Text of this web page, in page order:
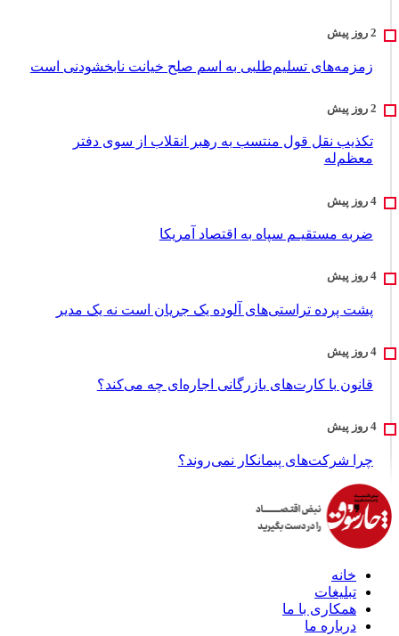
زمزمه‌های تسلیم‌طلبی به اسم صلح خیانت نابخشودنی است
تکذیب نقل قول منتسب به رهبر انقلاب از سوی دفتر
معظم‌له
ضربه مستقیـم سپاه به اقتصاد آمر‌یکا
پشت پرده تراستی‌های آلوده یک جریان است نه یک مدیر
قانون با کارت‌های بازرگانی اجاره‌ای چه می‌کند؟
چرا شرکت‌های پیمانکار نمی‌روند؟
خانه
تبلیغات
همکاری با ما
درباره ما